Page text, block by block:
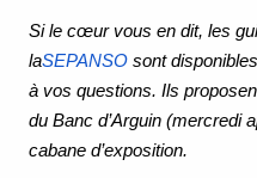
Si le cœur vous en dit, les
laSEPANSO sont
à vos questions. Ils
du Banc d’Arguin (mercredi
cabane d’exposition.